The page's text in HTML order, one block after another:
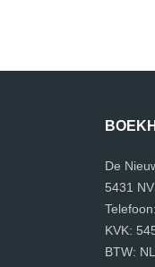
De
5431
KVK:
BTW: